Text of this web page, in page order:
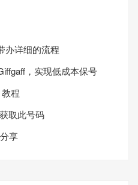
办详细的流程
，实现低成本保号
程
取此号码
享